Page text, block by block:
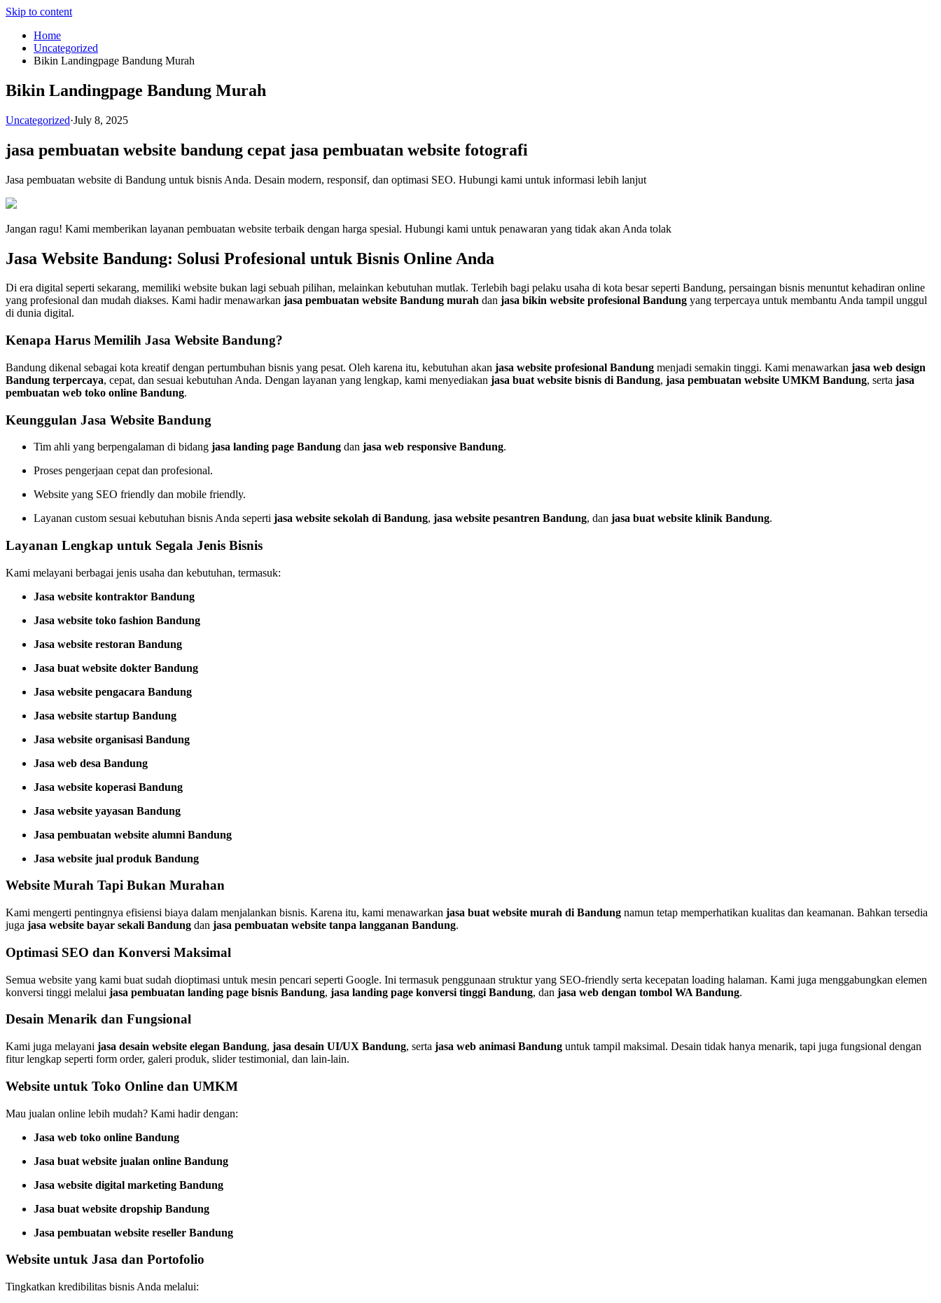
Skip to content
Home
Uncategorized
Bikin Landingpage Bandung Murah
Bikin Landingpage Bandung Murah
Uncategorized·July 8, 2025
jasa pembuatan website bandung cepat jasa pembuatan website fotografi
Jasa pembuatan website di Bandung untuk bisnis Anda. Desain modern, responsif, dan optimasi SEO. Hubungi kami untuk informasi lebih lanjut
Jangan ragu! Kami memberikan layanan pembuatan website terbaik dengan harga spesial. Hubungi kami untuk penawaran yang tidak akan Anda tolak
Jasa Website Bandung: Solusi Profesional untuk Bisnis Online Anda
Di era digital seperti sekarang, memiliki website bukan lagi sebuah pilihan, melainkan kebutuhan mutlak. Terlebih bagi pelaku usaha di kota besar seperti Bandung, persaingan bisnis menuntut kehadiran online
yang profesional dan mudah diakses. Kami hadir menawarkan jasa pembuatan website Bandung murah dan jasa bikin website profesional Bandung yang terpercaya untuk membantu Anda tampil unggul
di dunia digital.
Kenapa Harus Memilih Jasa Website Bandung?
Bandung dikenal sebagai kota kreatif dengan pertumbuhan bisnis yang pesat. Oleh karena itu, kebutuhan akan jasa website profesional Bandung menjadi semakin tinggi. Kami menawarkan jasa web design
Bandung terpercaya, cepat, dan sesuai kebutuhan Anda. Dengan layanan yang lengkap, kami menyediakan jasa buat website bisnis di Bandung, jasa pembuatan website UMKM Bandung, serta jasa
pembuatan web toko online Bandung.
Keunggulan Jasa Website Bandung
Tim ahli yang berpengalaman di bidang jasa landing page Bandung dan jasa web responsive Bandung.
Proses pengerjaan cepat dan profesional.
Website yang SEO friendly dan mobile friendly.
Layanan custom sesuai kebutuhan bisnis Anda seperti jasa website sekolah di Bandung, jasa website pesantren Bandung, dan jasa buat website klinik Bandung.
Layanan Lengkap untuk Segala Jenis Bisnis
Kami melayani berbagai jenis usaha dan kebutuhan, termasuk:
Jasa website kontraktor Bandung
Jasa website toko fashion Bandung
Jasa website restoran Bandung
Jasa buat website dokter Bandung
Jasa website pengacara Bandung
Jasa website startup Bandung
Jasa website organisasi Bandung
Jasa web desa Bandung
Jasa website koperasi Bandung
Jasa website yayasan Bandung
Jasa pembuatan website alumni Bandung
Jasa website jual produk Bandung
Website Murah Tapi Bukan Murahan
Kami mengerti pentingnya efisiensi biaya dalam menjalankan bisnis. Karena itu, kami menawarkan jasa buat website murah di Bandung namun tetap memperhatikan kualitas dan keamanan. Bahkan tersedia
juga jasa website bayar sekali Bandung dan jasa pembuatan website tanpa langganan Bandung.
Optimasi SEO dan Konversi Maksimal
Semua website yang kami buat sudah dioptimasi untuk mesin pencari seperti Google. Ini termasuk penggunaan struktur yang SEO-friendly serta kecepatan loading halaman. Kami juga menggabungkan elemen
konversi tinggi melalui jasa pembuatan landing page bisnis Bandung, jasa landing page konversi tinggi Bandung, dan jasa web dengan tombol WA Bandung.
Desain Menarik dan Fungsional
Kami juga melayani jasa desain website elegan Bandung, jasa desain UI/UX Bandung, serta jasa web animasi Bandung untuk tampil maksimal. Desain tidak hanya menarik, tapi juga fungsional dengan
fitur lengkap seperti form order, galeri produk, slider testimonial, dan lain-lain.
Website untuk Toko Online dan UMKM
Mau jualan online lebih mudah? Kami hadir dengan:
Jasa web toko online Bandung
Jasa buat website jualan online Bandung
Jasa website digital marketing Bandung
Jasa buat website dropship Bandung
Jasa pembuatan website reseller Bandung
Website untuk Jasa dan Portofolio
Tingkatkan kredibilitas bisnis Anda melalui: